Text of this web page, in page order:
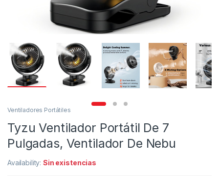
Ventiladores Portátiles
Tyzu Ventilador Portátil De 7
Pulgadas, Ventilador De Nebu
Availability:Sin existencias